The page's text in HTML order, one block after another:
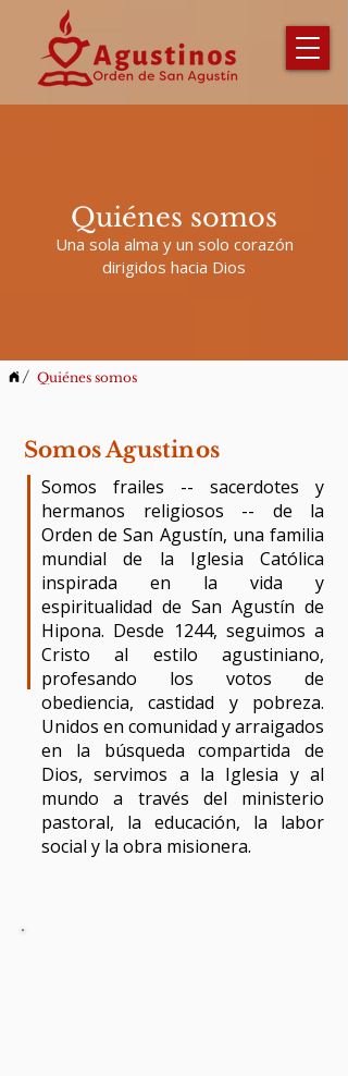
Quiénes somos
Una sola alma y un solo corazón
dirigidos hacia Dios
/ Quiénes somos
Somos Agustinos
​Somos frailes -- sacerdotes y
hermanos religiosos -- de la
Orden de San Agustín, una familia
mundial de la Iglesia Católica
inspirada en la vida y
espiritualidad de San Agustín de
Hipona. Desde 1244, seguimos a
Cristo al estilo agustiniano,
profesando los votos de
obediencia, castidad y pobreza.
Unidos en comunidad y arraigados
en la búsqueda compartida de
Dios, servimos a la Iglesia y al
mundo a través del ministerio
pastoral, la educación, la labor
social y la obra misionera.